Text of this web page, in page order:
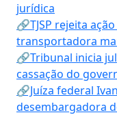
jurídica
🔗TJSP rejeita
transportadora
🔗Tribunal inicia
cassação do
🔗Juíza federal
desembargadora